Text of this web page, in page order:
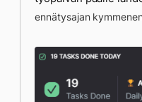
ennätysajan